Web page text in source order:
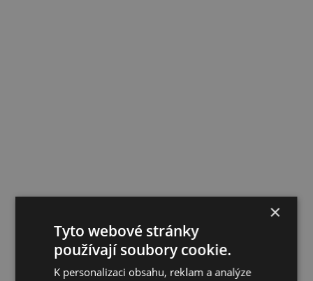
×
Tyto webové stránky
používají soubory cookie.
K personalizaci obsahu, reklam a analýze